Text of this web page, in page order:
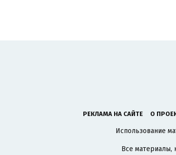
РЕКЛАМА НА САЙТЕ О
Использование
Все материалы,